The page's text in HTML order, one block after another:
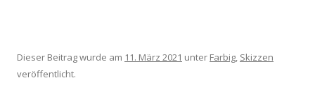
Dieser Beitrag wurde am 11. März 2021 unter Farbig, Skizzen
veröffentlicht.